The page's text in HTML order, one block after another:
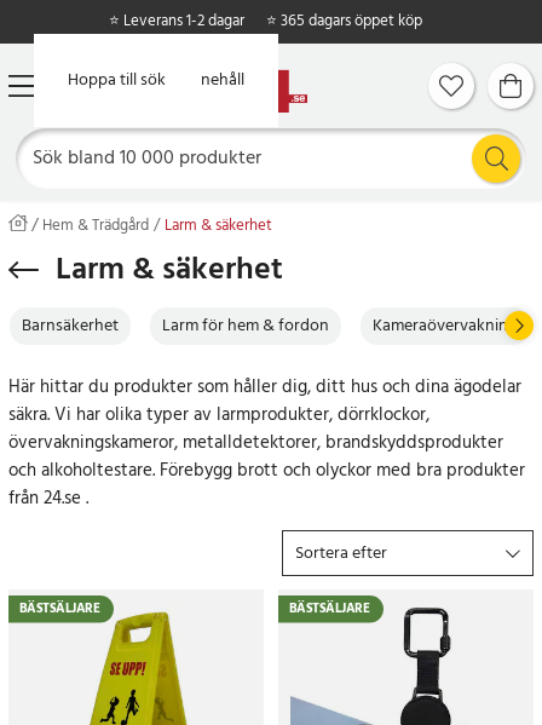
Hoppa till huvudinnehåll
Hoppa till sök
⭐ Leverans 1-2 dagar ⭐ 365 dagars öppet köp
Hem & Trädgård Larm & säkerhet
Larm & säkerhet
Barnsäkerhet Larm för hem & fordon Kameraövervakning
Här hittar du produkter som håller dig, ditt hus och dina ägodelar
säkra. Vi har olika typer av larmprodukter, dörrklockor,
övervakningskameror, metalldetektorer, brandskyddsprodukter
och alkoholtestare. Förebygg brott och olyckor med bra produkter
från 24.se .
Sortera efter
BÄSTSÄLJARE BÄSTSÄLJARE